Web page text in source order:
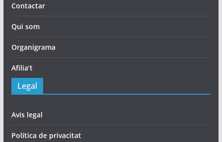
Contactar
Qui som
Organigrama
Afilia’t
Legal
Avís legal
Política de privacitat